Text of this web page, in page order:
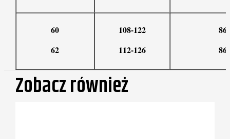
60
62
108-122
112-126
86
86
Zobacz również